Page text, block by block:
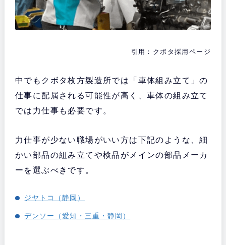
引用：クボタ採用ページ
中でもクボタ枚方製造所では「車体組み立て」の
仕事に配属される可能性が高く、車体の組み立て
では力仕事も必要です。
力仕事が少ない職場がいい方は下記のような、細
かい部品の組み立てや検品がメインの部品メーカ
ーを選ぶべきです。
ジヤトコ（静岡）
デンソー（愛知・三重・静岡）